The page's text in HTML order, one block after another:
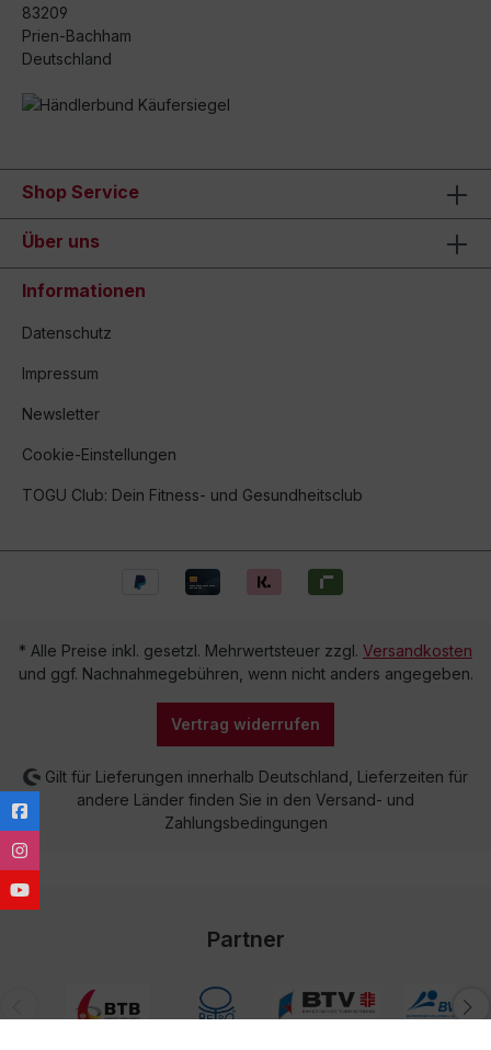
83209
Prien-Bachham
Deutschland
Shop Service
Über uns
Informationen
Datenschutz
Impressum
Newsletter
Cookie-Einstellungen
TOGU Club: Dein Fitness- und Gesundheitsclub
* Alle Preise inkl. gesetzl. Mehrwertsteuer zzgl. Versandkosten
und ggf. Nachnahmegebühren, wenn nicht anders angegeben.
Vertrag widerrufen
Gilt für Lieferungen innerhalb Deutschland, Lieferzeiten für
andere Länder finden Sie in den Versand- und
Zahlungsbedingungen
Partner